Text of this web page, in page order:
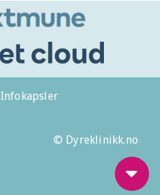
Infokapsler
© Dyreklinikk.no